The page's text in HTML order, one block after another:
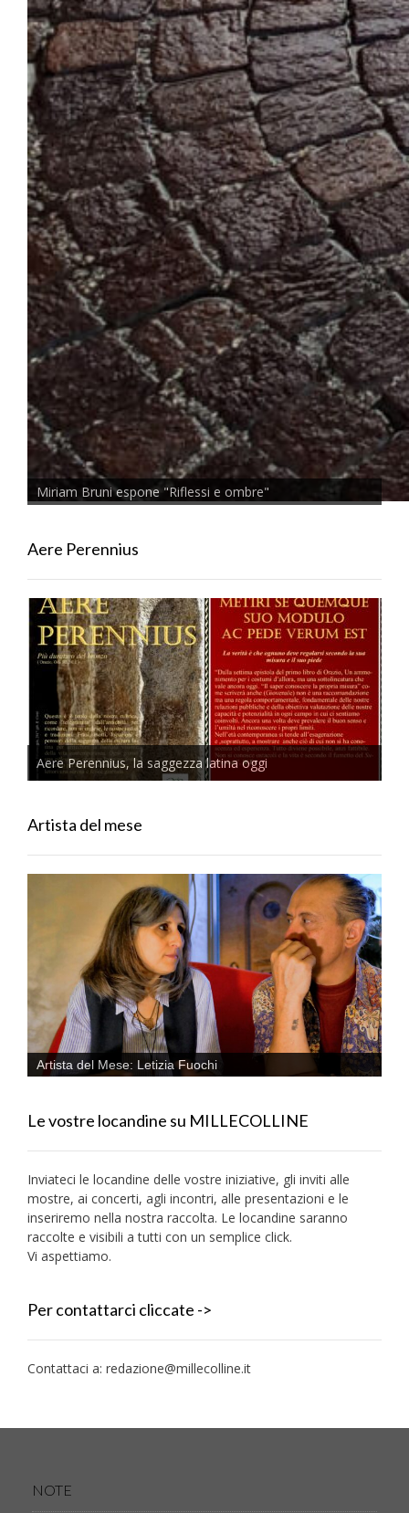
Miriam Bruni espone "Riflessi e ombre"
Aere Perennius
Aere Perennius, la saggezza latina oggi
Artista del mese
Artista del Mese: Letizia Fuochi
Le vostre locandine su MILLECOLLINE
Inviateci le locandine delle vostre iniziative, gli inviti alle
mostre, ai concerti, agli incontri, alle presentazioni e le
inseriremo nella nostra raccolta. Le locandine saranno
raccolte e visibili a tutti con un semplice click.
Vi aspettiamo.
Per contattarci cliccate ->
Contattaci a: redazione@millecolline.it
NOTE